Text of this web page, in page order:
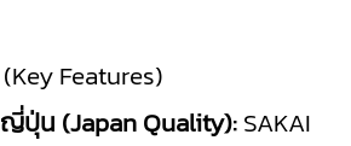
Features)
ปุ่น (Japan Quality):SAKAI